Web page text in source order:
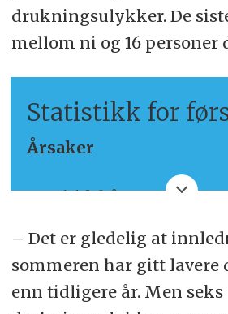
drukningsulykker. De
mellom ni og 16
Statistikk for
Årsaker
Fritidsbåt: 13
Fall fra land: 12
Yrkesfartøy: 4
Bading: 3 (hvorav 2
– Det er gledelig at
sommeren har gitt
enn tidligere år. Men seks